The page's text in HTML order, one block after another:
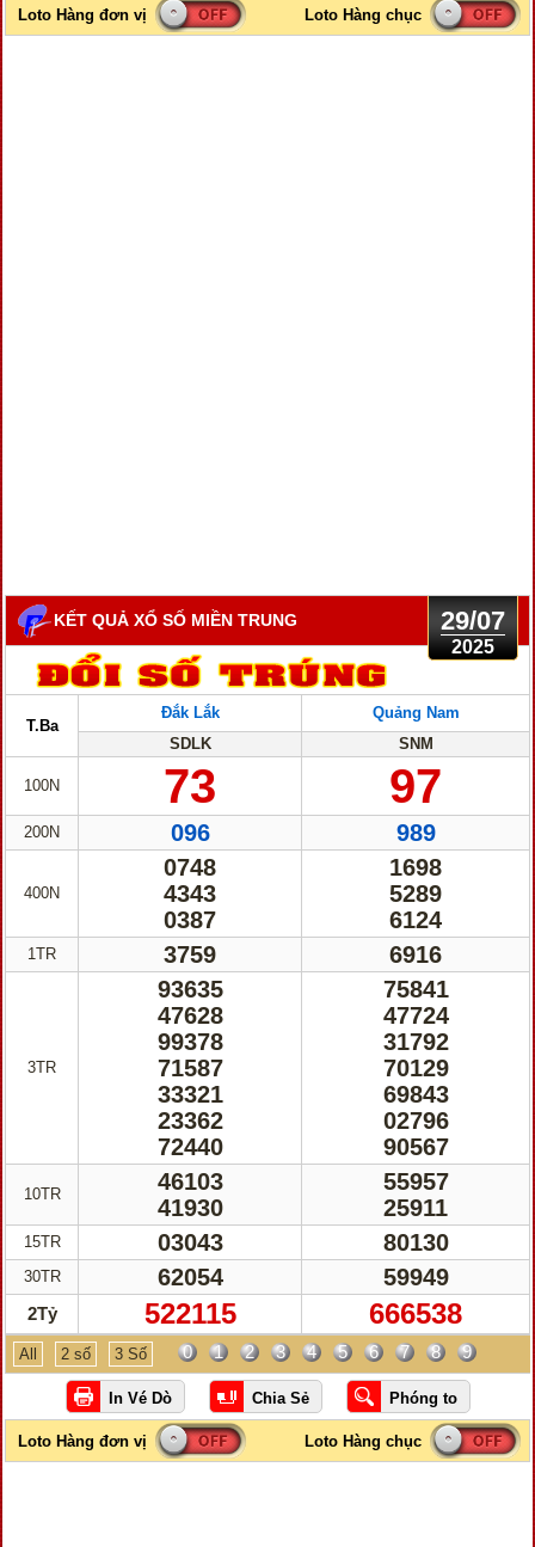
KẾT QUẢ XỔ SỐ MIỀN TRUNG 29/07
2025
T.Ba
100N
200N
400N
1TR
3TR
10TR
15TR
30TR
2Tỷ
Đắk Lắk
SDLK
73
096
0748
4343
0387
3759
93635
47628
99378
71587
33321
23362
72440
46103
41930
03043
62054
522115
Quảng Nam
SNM
97
989
1698
5289
6124
6916
75841
47724
31792
70129
69843
02796
90567
55957
25911
80130
59949
666538
All 2 số 3 Số 0 1 2 3 4 5 6 7 8 9